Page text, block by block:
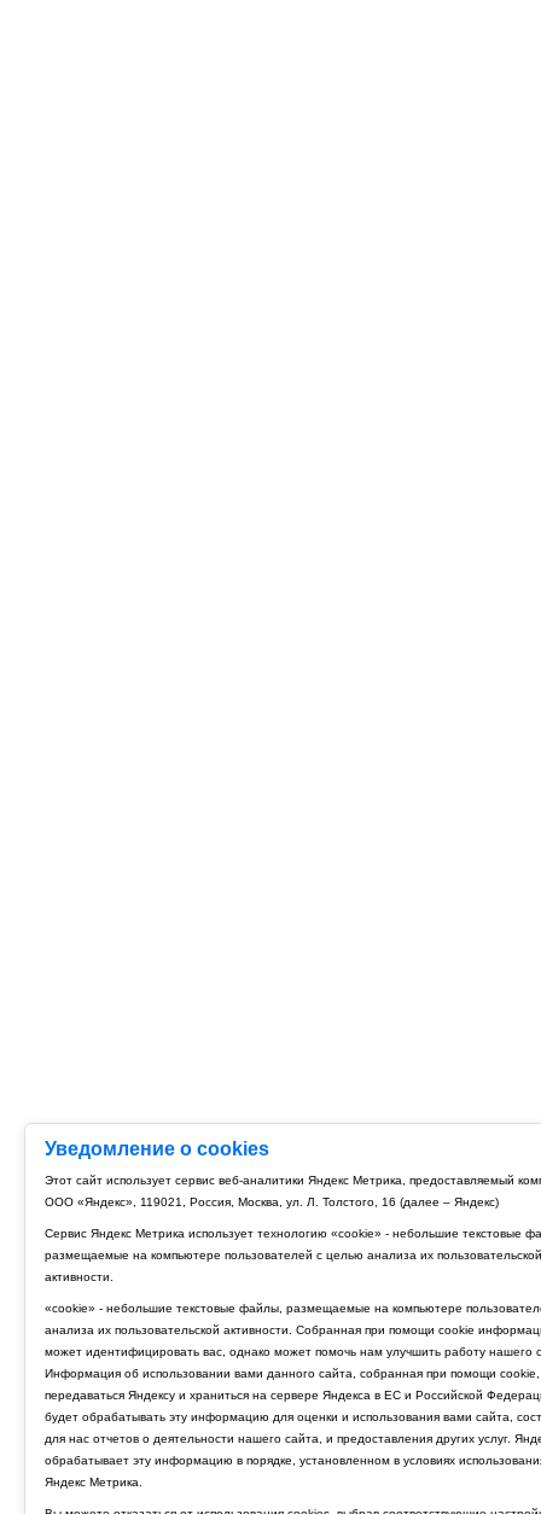
Уведомление о cookies
Этот сайт использует сервис веб-аналитики Яндекс Метрика, предоставляемый
ООО «Яндекс», 119021, Россия, Москва, ул. Л. Толстого, 16 (далее – Яндекс)
Сервис Яндекс Метрика использует технологию «cookie» - небольшие текстовые
размещаемые на компьютере пользователей с целью анализа их пользовательской
активности.
«cookie» - небольшие текстовые файлы, размещаемые на компьютере
анализа их пользовательской активности. Собранная при помощи cookie
может идентифицировать вас, однако может помочь нам улучшить работу нашего
Информация об использовании вами данного сайта, собранная при помощи cookie,
передаваться Яндексу и храниться на сервере Яндекса в ЕС и Российской
будет обрабатывать эту информацию для оценки и использования вами сайта,
для нас отчетов о деятельности нашего сайта, и предоставления других услуг.
обрабатывает эту информацию в порядке, установленном в условиях
Яндекс Метрика.